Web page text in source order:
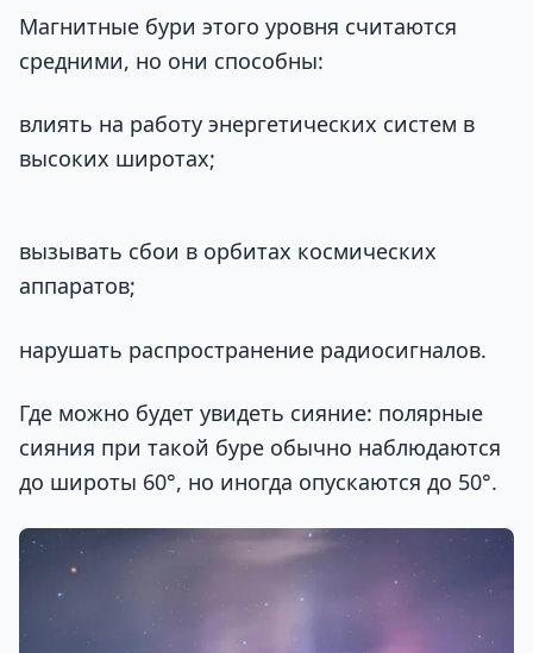
Магнитные бури этого уровня считаются
средними, но они способны:
влиять на работу энергетических систем в
высоких широтах;
вызывать сбои в орбитах космических
аппаратов;
нарушать распространение радиосигналов.
Где можно будет увидеть сияние: полярные
сияния при такой буре обычно наблюдаются
до широты 60°, но иногда опускаются до 50°.